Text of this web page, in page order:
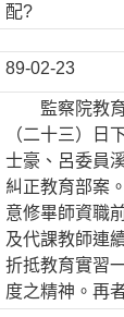
配?
89-02-23
監察院教育
（二十三）日
士豪、呂委員
糾正教育部案
意修畢師資職
及代課教師連
折抵教育實習
度之精神。再